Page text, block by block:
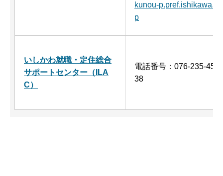
kunou-p.pref.ishikawa.j
p
いしかわ就職・定住総合
サポートセンター（ILA
C）
電話番号：076-235-45
38